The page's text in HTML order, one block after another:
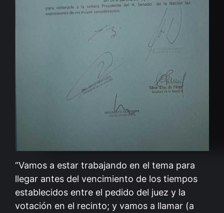
“Vamos a estar trabajando en el tema para
llegar antes del vencimiento de los tiempos
establecidos entre el pedido del juez y la
votación en el recinto; y vamos a llamar (a